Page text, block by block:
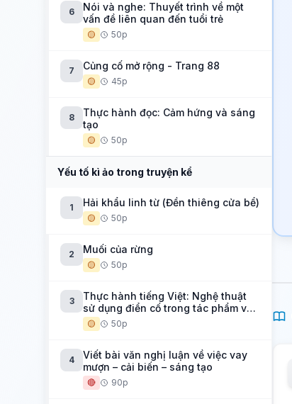
6
Nói và nghe: Thuyết trình về một
vấn đề liên quan đến tuổi trẻ
🟡 50p
7 Củng cố mở rộng - Trang 88
🟡 45p
8
Thực hành đọc: Cảm hứng và sáng
tạo
🟡 50p
Yếu tố kì ảo trong truyện kể
1 Hải khẩu linh từ (Đền thiêng cửa bể)
🟡 50p
2 Muối của rừng
🟡 50p
3
Thực hành tiếng Việt: Nghệ thuật
sử dụng điển cố trong tác phẩm văn
học
🟡 50p
4
Viết bài văn nghị luận về việc vay
mượn – cải biến – sáng tạo
🔴 90p